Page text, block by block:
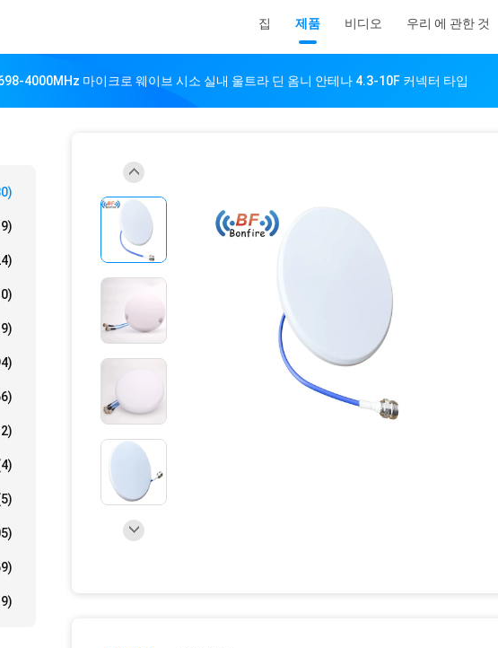
집 제품 비디오 우리 에 관한 것
4000MHz 마이크로 웨이브 시소 실내 울트라 딘 옴니 안테나 4.3-10F 커넥터 타입